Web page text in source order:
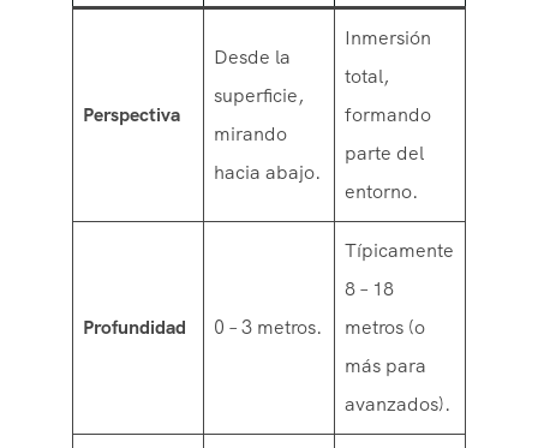
Perspectiva
Desde la
superficie,
mirando
hacia abajo.
Inmersión
total,
formando
parte del
entorno.
Profundidad 0 – 3 metros.
Típicamente
8 – 18
metros (o
más para
avanzados).